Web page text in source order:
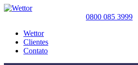
0800 085 3999
Wettor
Clientes
Contato